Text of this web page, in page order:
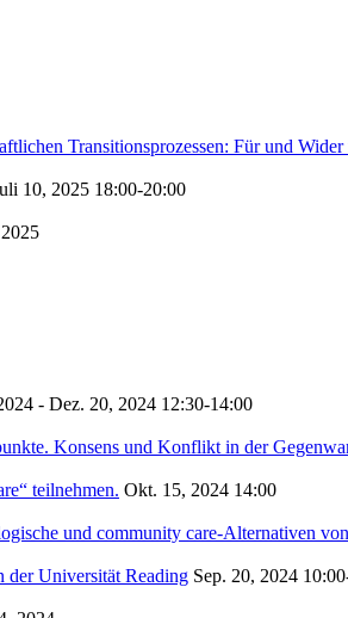
Transitionsprozessen: Für und
10, 2025 18:00-20:00
- Dez. 20, 2024 12:30-14:00
Konsens und Konflikt in der
teilnehmen. Okt. 15, 2024 14:00
und community care-Alternativen
der Universität Reading Sep. 20, 2024